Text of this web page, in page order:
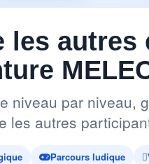
les autres
niveau par niveau,
les autres
Parcours ludique